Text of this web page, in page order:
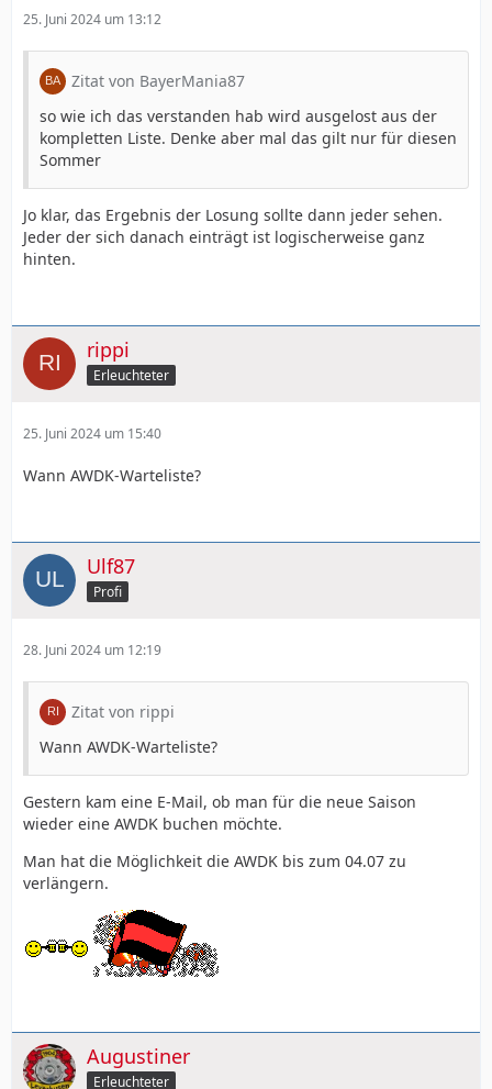
25. Juni 2024 um 13:12
Zitat von BayerMania87
so wie ich das verstanden hab wird ausgelost aus der
kompletten Liste. Denke aber mal das gilt nur für diesen
Sommer
Jo klar, das Ergebnis der Losung sollte dann jeder sehen.
Jeder der sich danach einträgt ist logischerweise ganz
hinten.
rippi
Erleuchteter
25. Juni 2024 um 15:40
Wann AWDK-Warteliste?
Ulf87
Profi
28. Juni 2024 um 12:19
Zitat von rippi
Wann AWDK-Warteliste?
Gestern kam eine E-Mail, ob man für die neue Saison
wieder eine AWDK buchen möchte.
Man hat die Möglichkeit die AWDK bis zum 04.07 zu
verlängern.
Augustiner
Erleuchteter